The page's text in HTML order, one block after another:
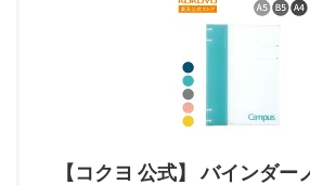
【コクヨ 公式】 バインダ